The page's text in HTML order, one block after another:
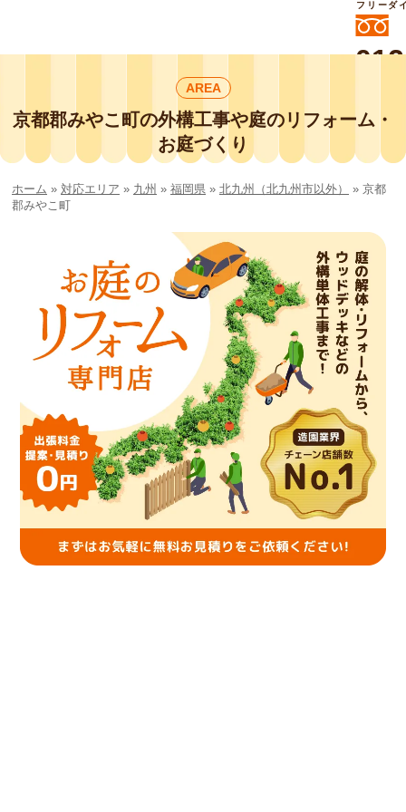
外構工事や庭リフォームは庭づくり業界
No.1チェーン店の
smileガーデンプチ庭づくり事業部にお
任せください！
フリーダ
AREA
京都郡みやこ町の外構工事や庭のリフォーム・
お庭づくり
ホーム » 対応エリア » 九州 » 福岡県 » 北九州（北九州市以外） » 京都
郡みやこ町